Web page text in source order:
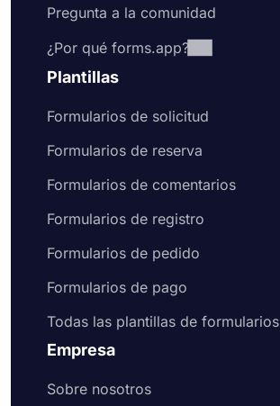
Pregunta a la comunidad
¿Por qué forms.app?
Plantillas
Formularios de solicitud
Formularios de reserva
Formularios de comentarios
Formularios de registro
Formularios de pedido
Formularios de pago
Todas las plantillas de formularios
Empresa
Sobre nosotros